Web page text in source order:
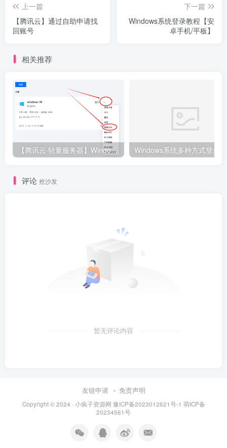
上一篇
【腾讯云】通过自助申请找
回账号
下一篇
Windows系统登录教程【安
卓手机/平板】
相关推荐
【腾讯云·轻量服务器】Windows系统登录教程【电脑版】
评论 抢沙发
暂无评论内容
友链申请 免责声明
Copyright © 2024 · 小疯子资源网 豫ICP备2023012621号-1 萌ICP备
20234561号